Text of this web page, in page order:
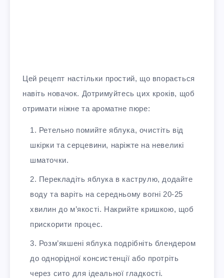
Цей рецепт настільки простий, що впорається
навіть новачок. Дотримуйтесь цих кроків, щоб
отримати ніжне та ароматне пюре:
Ретельно помийте яблука, очистіть від
шкірки та серцевини, наріжте на невеликі
шматочки.
Перекладіть яблука в каструлю, додайте
воду та варіть на середньому вогні 20-25
хвилин до м’якості. Накрийте кришкою, щоб
прискорити процес.
Розм’якшені яблука подрібніть блендером
до однорідної консистенції або протріть
через сито для ідеальної гладкості.